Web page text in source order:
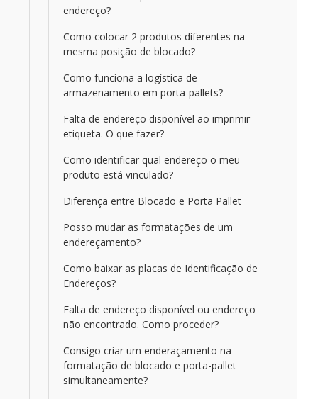
endereço?
Como colocar 2 produtos diferentes na
mesma posição de blocado?
Como funciona a logística de
armazenamento em porta-pallets?
Falta de endereço disponível ao imprimir
etiqueta. O que fazer?
Como identificar qual endereço o meu
produto está vinculado?
Diferença entre Blocado e Porta Pallet
Posso mudar as formatações de um
endereçamento?
Como baixar as placas de Identificação de
Endereços?
Falta de endereço disponível ou endereço
não encontrado. Como proceder?
Consigo criar um enderaçamento na
formatação de blocado e porta-pallet
simultaneamente?